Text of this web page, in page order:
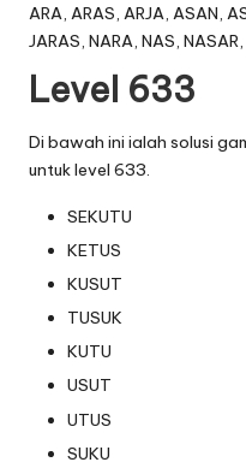
ARA, ARAS, ARJA, ASAN,
JARAS, NARA, NAS,
Level 633
Di bawah ini ialah solusi
untuk level 633.
SEKUTU
KETUS
KUSUT
TUSUK
KUTU
USUT
UTUS
SUKU